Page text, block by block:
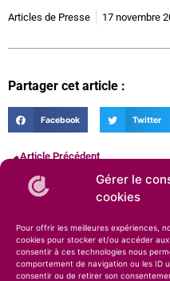
Gérer le
cookies
Pour offrir les meilleures expériences,
cookies pour stocker et/ou accéder
consentir à ces technologies nous
comportement de navigation ou les ID
consentir ou de retirer son
Articles de Presse 17 novembre
Partager cet article :
Facebook Twitter
Article Précédent